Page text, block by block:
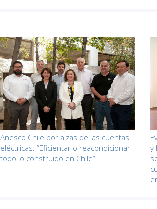
Anesco Chile por alzas de las cuentas
eléctricas: “Eficientar o reacondicionar
todo lo construido en Chile”
y